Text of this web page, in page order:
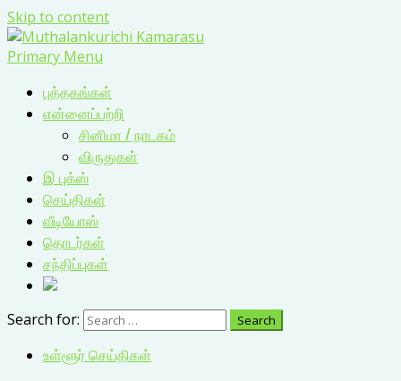
Skip to content
Primary Menu
புத்தகங்கள்
என்னைப்பற்றி
சினிமா / நாடகம்
விருதுகள்
இ புக்ஸ்
செய்திகள்
வீடியோஸ்
தொடர்கள்
சந்திப்புகள்
Search for:
உள்ளூர் செய்திகள்